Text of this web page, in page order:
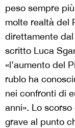
peso sempre
molte realtà del
direttamente
scritto Luca
«l’aumento del
rublo ha
nei confronti di
anni». Lo
grave al punto